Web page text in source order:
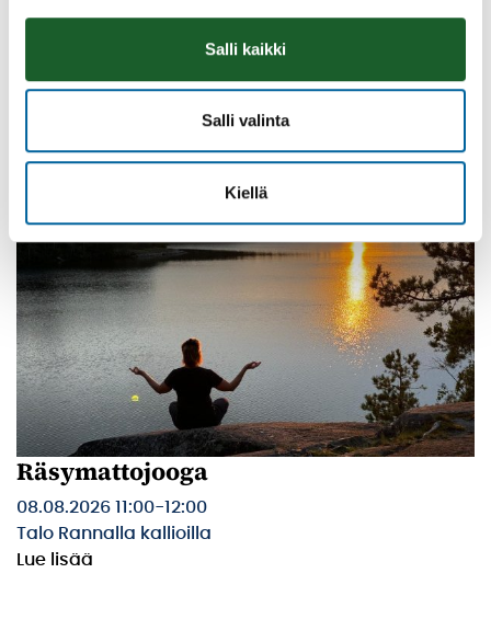
Salli kaikki
Salli valinta
Kiellä
Vatulanharjun Vestivaalit
16:00
Palinperäntie 1312
Räsymattojooga
08.08.2026 11:00-12:00
Talo Rannalla kallioilla
Lue lisää